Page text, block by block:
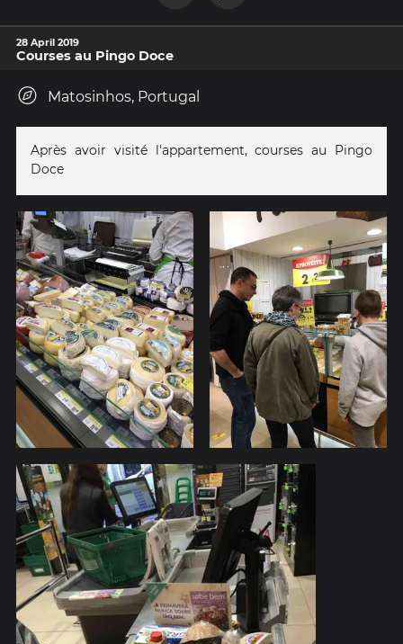
28 April 2019
Courses au Pingo Doce
Matosinhos, Portugal
Après avoir visité l'appartement, courses au Pingo
Doce